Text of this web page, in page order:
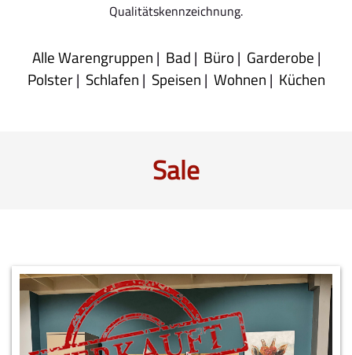
Qualitätskennzeichnung.
Alle Warengruppen | Bad | Büro | Garderobe |
Polster| Schlafen | Speisen | Wohnen | Küchen
Sale